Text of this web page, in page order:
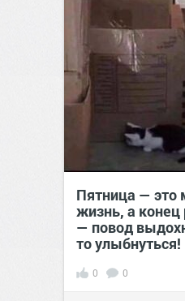
Пятница — это
жизнь, а конец
— повод
то улыбнуться!
0 0